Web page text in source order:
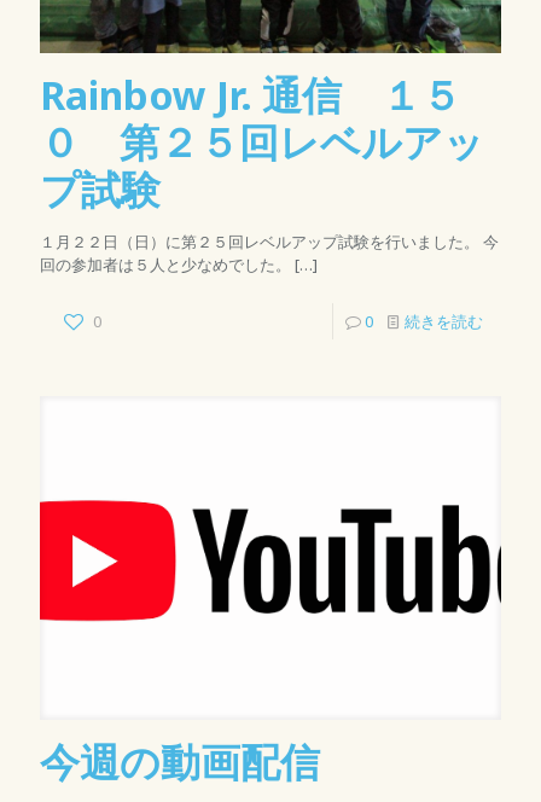
Rainbow Jr. 通信 １５
０ 第２５回レベルアッ
プ試験
１月２２日（日）に第２５回レベルアップ試験を行いました。 今
回の参加者は５人と少なめでした。
[…]
0 0 続きを読む
今週の動画配信